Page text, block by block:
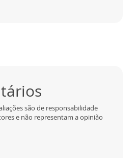
são de responsabilidade
e não representam a opinião